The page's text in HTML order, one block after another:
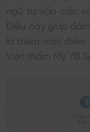
ngũ tư vấn các
Điều này giúp
là thêm một
Viện thẩm Mỹ YB